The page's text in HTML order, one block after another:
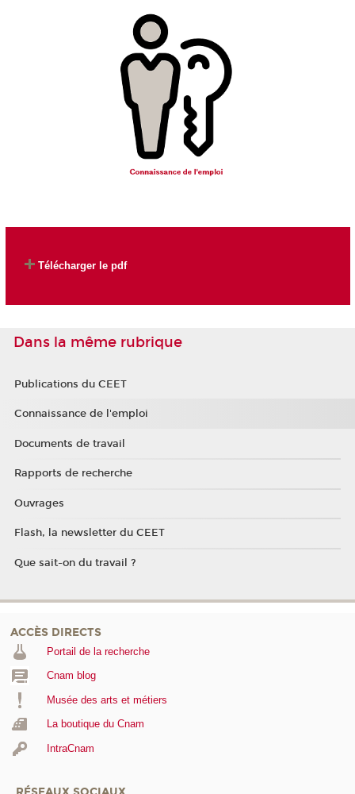
Télécharger le pdf
Dans la même rubrique
Publications du CEET
Connaissance de l'emploi
Documents de travail
Rapports de recherche
Ouvrages
Flash, la newsletter du CEET
Que sait-on du travail ?
ACCÈS DIRECTS
Portail de la recherche
Cnam blog
Musée des arts et métiers
La boutique du Cnam
IntraCnam